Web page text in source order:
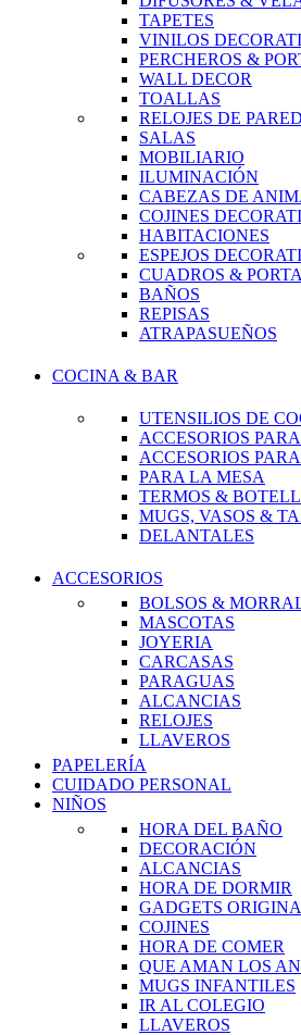
TAPETES
VINILOS
PERCHEROS &
WALL DECOR
TOALLAS
RELOJES DE PARED
SALAS
MOBILIARIO
ILUMINACIÓN
CABEZAS DE
COJINES
HABITACIONES
ESPEJOS
CUADROS &
BAÑOS
REPISAS
ATRAPASUEÑOS
COCINA & BAR
UTENSILIOS DE
ACCESORIOS
ACCESORIOS
PARA LA MESA
TERMOS &
MUGS, VASOS &
DELANTALES
ACCESORIOS
BOLSOS &
MASCOTAS
JOYERIA
CARCASAS
PARAGUAS
ALCANCIAS
RELOJES
LLAVEROS
PAPELERÍA
CUIDADO PERSONAL
NIÑOS
HORA DEL BAÑO
DECORACIÓN
ALCANCIAS
HORA DE DORMIR
GADGETS
COJINES
HORA DE COMER
QUE AMAN LOS
MUGS INFANTILES
IR AL COLEGIO
LLAVEROS